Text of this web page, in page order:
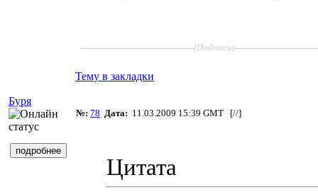
(Подпись)
Тему в закладки
Буря
№: 78 Дата: 11.03.2009 15:39 GMT [//]
Цитата